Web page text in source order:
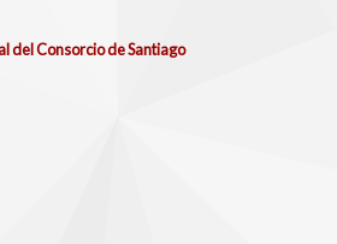
del Consorcio de Santiago